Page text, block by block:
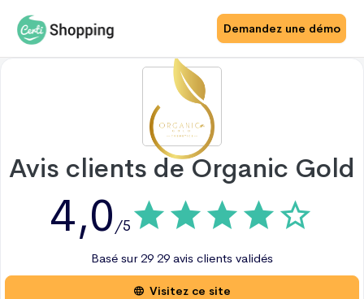
Demandez une démo
Avis clients deOrganic Gold
4,0 /5
Basé sur 29 29 avis clients validés
Visitez ce site